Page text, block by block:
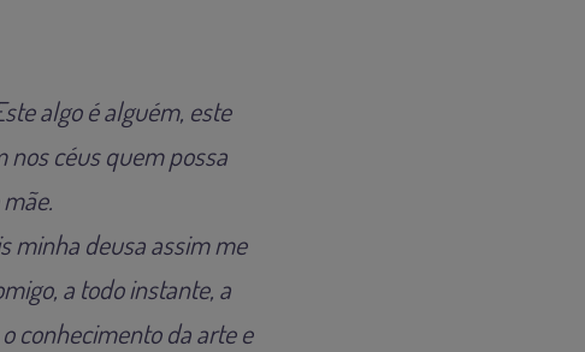
algo é alguém, este
nos céus quem possa
minha deusa assim me
a todo instante, a
conhecimento da arte e